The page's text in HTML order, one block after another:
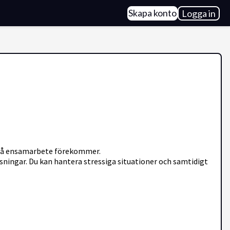
Skapa konto Logga in
ensamarbete förekommer.
Du kan hantera stressiga situationer och samtidigt